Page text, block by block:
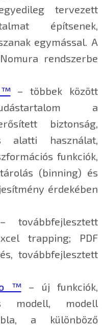
tervezett
építsenek,
egymással. A
rendszerbe
™– többek között
a
biztonság,
alatti használat,
funkciók,
(binning) és
érdekében
továbbfejlesztett
trapping; PDF
továbbfejlesztett
™– új funkciók,
modell, modell
a különböző